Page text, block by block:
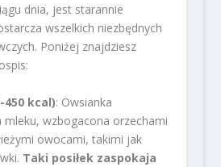
dnia, jest starannie
wszelkich niezbędnych
Poniżej znajdziesz
450 kcal): Owsianka
mleku, wzbogacona orzechami
owocami, takimi jak
Taki posiłek zaspokaja